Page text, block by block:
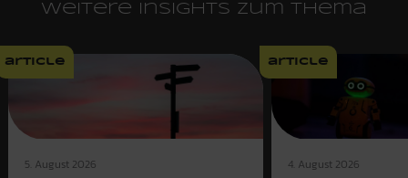
Weitere Insights zum Thema
article
5. August 2026
article
4. August 2026